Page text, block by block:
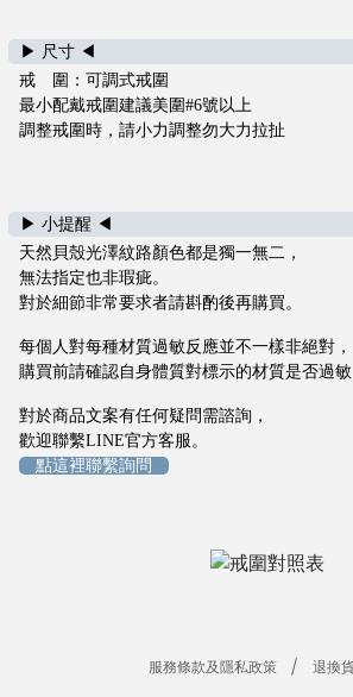
登
入
聯
絡
退
換
貨
政
策
服
務
款
及
隱
▶ 尺寸 ◀
戒 圍：可調式戒圍
最小配戴戒圍建議美圍#6號以上
調整戒圍時，請小力調整勿大力拉扯
▶ 小提醒 ◀
天然貝殼光澤紋路顏色都是獨一無二，
無法指定也非瑕疵。
對於細節非常要求者請斟酌後再購買。
每個人對每種材質過敏反應並不一樣非絕對，
購買前請確認自身體質對標示的材質是否過敏
對於商品文案有任何疑問需諮詢，
歡迎聯繫LINE官方客服。
點這裡聯繫詢問
服務條款及隱私政策 退換